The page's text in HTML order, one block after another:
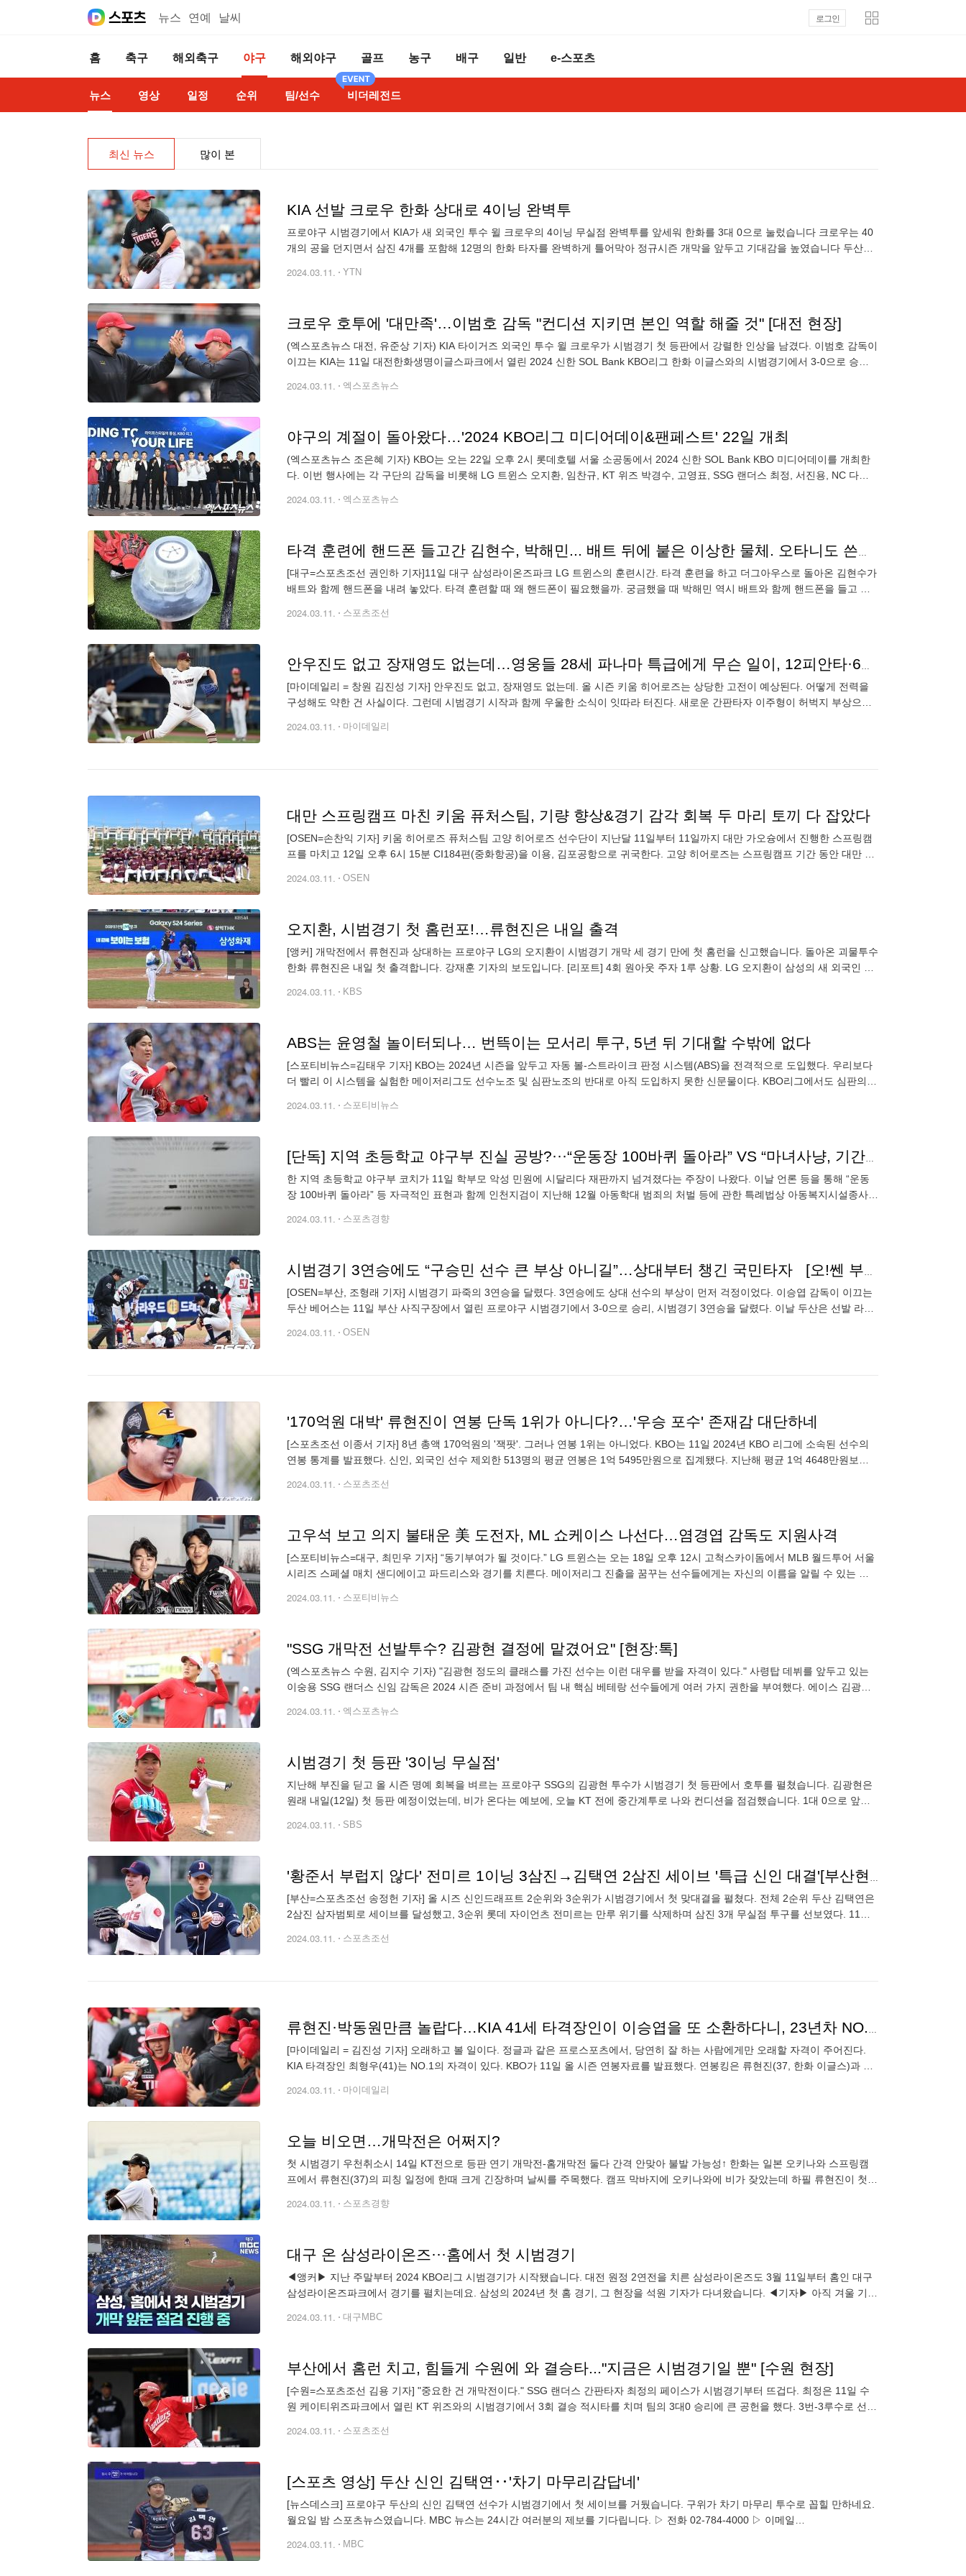
뉴스 연예 날씨 로그인
홈 축구 해외축구 야구 해외야구 골프 농구 배구 일반 e-스포츠
뉴스 영상 일정 순위 팀/선수 비더레전드
최신 뉴스 많이 본
KIA 선발 크로우 한화 상대로 4이닝 완벽투
프로야구 시범경기에서 KIA가 새 외국인 투수 윌 크로우의 4이닝 무실점 완벽투를 앞세워 한화를 3대 0으로 눌렀습니다 크로우는 40
개의 공을 던지면서 삼진 4개를 포함해 12명의 한화 타자를 완벽하게 틀어막아 정규시즌 개막을 앞두고 기대감을 높였습니다 두산은
2024.03.11. YTN
크로우 호투에 '대만족'…이범호 감독 "컨디션 지키면 본인 역할 해줄 것" [대전 현장]
(엑스포츠뉴스 대전, 유준상 기자) KIA 타이거즈 외국인 투수 윌 크로우가 시범경기 첫 등판에서 강렬한 인상을 남겼다. 이범호 감독이
이끄는 KIA는 11일 대전한화생명이글스파크에서 열린 2024 신한 SOL Bank KBO리그 한화 이글스와의 시범경기에서 3-0으로 승리
2024.03.11. 엑스포츠뉴스
야구의 계절이 돌아왔다…'2024 KBO리그 미디어데이&팬페스트' 22일 개최
(엑스포츠뉴스 조은혜 기자) KBO는 오는 22일 오후 2시 롯데호텔 서울 소공동에서 2024 신한 SOL Bank KBO 미디어데이를 개최한
다. 이번 행사에는 각 구단의 감독을 비롯해 LG 트윈스 오지환, 임찬규, KT 위즈 박경수, 고영표, SSG 랜더스 최정, 서진용, NC 다이
2024.03.11. 엑스포츠뉴스
타격 훈련에 핸드폰 들고간 김현수, 박해민... 배트 뒤에 붙은 이상한 물체. 오타니도 쓴다는 정체는[대구 현장]
[대구=스포츠조선 권인하 기자]11일 대구 삼성라이온즈파크 LG 트윈스의 훈련시간. 타격 훈련을 하고 더그아우스로 돌아온 김현수가
배트와 함께 핸드폰을 내려 놓았다. 타격 훈련할 때 왜 핸드폰이 필요했을까. 궁금했을 때 박해민 역시 배트와 함께 핸드폰을 들고 더
2024.03.11. 스포츠조선
안우진도 없고 장재영도 없는데…영웅들 28세 파나마 특급에게 무슨 일이, 12피안타·6실점 ‘이럴수가’[MD창원]
[마이데일리 = 창원 김진성 기자] 안우진도 없고, 장재영도 없는데. 올 시즌 키움 히어로즈는 상당한 고전이 예상된다. 어떻게 전력을
구성해도 약한 건 사실이다. 그런데 시범경기 시작과 함께 우울한 소식이 잇따라 터진다. 새로운 간판타자 이주형이 허벅지 부상으로,
2024.03.11. 마이데일리
대만 스프링캠프 마친 키움 퓨처스팀, 기량 향상&경기 감각 회복 두 마리 토끼 다 잡았다
[OSEN=손찬익 기자] 키움 히어로즈 퓨처스팀 고양 히어로즈 선수단이 지난달 11일부터 11일까지 대만 가오슝에서 진행한 스프링캠
프를 마치고 12일 오후 6시 15분 CI184편(중화항공)을 이용, 김포공항으로 귀국한다. 고양 히어로즈는 스프링캠프 기간 동안 대만 프
2024.03.11. OSEN
오지환, 시범경기 첫 홈런포!…류현진은 내일 출격
[앵커] 개막전에서 류현진과 상대하는 프로야구 LG의 오지환이 시범경기 개막 세 경기 만에 첫 홈런을 신고했습니다. 돌아온 괴물투수
한화 류현진은 내일 첫 출격합니다. 강재훈 기자의 보도입니다. [리포트] 4회 원아웃 주자 1루 상황. LG 오지환이 삼성의 새 외국인 투
2024.03.11. KBS
ABS는 윤영철 놀이터되나… 번뜩이는 모서리 투구, 5년 뒤 기대할 수밖에 없다
[스포티비뉴스=김태우 기자] KBO는 2024년 시즌을 앞두고 자동 볼-스트라이크 판정 시스템(ABS)을 전격적으로 도입했다. 우리보다
더 빨리 이 시스템을 실험한 메이저리그도 선수노조 및 심판노조의 반대로 아직 도입하지 못한 신문물이다. KBO리그에서도 심판의
2024.03.11. 스포티비뉴스
[단독] 지역 초등학교 야구부 진실 공방?···“운동장 100바퀴 돌아라” VS “마녀사냥, 기간제 교사에 대한 갑질”
한 지역 초등학교 야구부 코치가 11일 학부모 악성 민원에 시달리다 재판까지 넘겨졌다는 주장이 나왔다. 이날 언론 등을 통해 “운동
장 100바퀴 돌아라” 등 자극적인 표현과 함께 인천지검이 지난해 12월 아동학대 범죄의 처벌 등에 관한 특례법상 아동복지시설종사자
2024.03.11. 스포츠경향
시범경기 3연승에도 “구승민 선수 큰 부상 아니길”…상대부터 챙긴 국민타자 [오!쎈 부산]
[OSEN=부산, 조형래 기자] 시범경기 파죽의 3연승을 달렸다. 3연승에도 상대 선수의 부상이 먼저 걱정이었다. 이승엽 감독이 이끄는
두산 베어스는 11일 부산 사직구장에서 열린 프로야구 시범경기에서 3-0으로 승리, 시범경기 3연승을 달렸다. 이날 두산은 선발 라울
2024.03.11. OSEN
'170억원 대박' 류현진이 연봉 단독 1위가 아니다?…'우승 포수' 존재감 대단하네
[스포츠조선 이종서 기자] 8년 총액 170억원의 '잭팟'. 그러나 연봉 1위는 아니었다. KBO는 11일 2024년 KBO 리그에 소속된 선수의
연봉 통계를 발표했다. 신인, 외국인 선수 제외한 513명의 평균 연봉은 1억 5495만원으로 집계됐다. 지난해 평균 1억 4648만원보다
2024.03.11. 스포츠조선
고우석 보고 의지 불태운 美 도전자, ML 쇼케이스 나선다…염경엽 감독도 지원사격
[스포티비뉴스=대구, 최민우 기자] “동기부여가 될 것이다.” LG 트윈스는 오는 18일 오후 12시 고척스카이돔에서 MLB 월드투어 서울
시리즈 스페셜 매치 샌디에이고 파드리스와 경기를 치른다. 메이저리그 진출을 꿈꾸는 선수들에게는 자신의 이름을 알릴 수 있는 장
2024.03.11. 스포티비뉴스
"SSG 개막전 선발투수? 김광현 결정에 맡겼어요" [현장:톡]
(엑스포츠뉴스 수원, 김지수 기자) "김광현 정도의 클래스를 가진 선수는 이런 대우를 받을 자격이 있다." 사령탑 데뷔를 앞두고 있는
이숭용 SSG 랜더스 신임 감독은 2024 시즌 준비 과정에서 팀 내 핵심 베테랑 선수들에게 여러 가지 권한을 부여했다. 에이스 김광현
2024.03.11. 엑스포츠뉴스
시범경기 첫 등판 '3이닝 무실점'
지난해 부진을 딛고 올 시즌 명예 회복을 벼르는 프로야구 SSG의 김광현 투수가 시범경기 첫 등판에서 호투를 펼쳤습니다. 김광현은
원래 내일(12일) 첫 등판 예정이었는데, 비가 온다는 예보에, 오늘 KT 전에 중간계투로 나와 컨디션을 점검했습니다. 1대 0으로 앞선
2024.03.11. SBS
'황준서 부럽지 않다' 전미르 1이닝 3삼진→김택연 2삼진 세이브 '특급 신인 대결'[부산현장]
[부산=스포츠조선 송정헌 기자] 올 시즈 신인드래프트 2순위와 3순위가 시범경기에서 첫 맞대결을 펼쳤다. 전체 2순위 두산 김택연은
2삼진 삼자범퇴로 세이브를 달성했고, 3순위 롯데 자이언츠 전미르는 만루 위기를 삭제하며 삼진 3개 무실점 투구를 선보였다. 11일
2024.03.11. 스포츠조선
류현진·박동원만큼 놀랍다…KIA 41세 타격장인이 이승엽을 또 소환하다니, 23년차 NO.1 ‘오래하고 볼 일’
[마이데일리 = 김진성 기자] 오래하고 볼 일이다. 정글과 같은 프로스포츠에서, 당연히 잘 하는 사람에게만 오래할 자격이 주어진다.
KIA 타격장인 최형우(41)는 NO.1의 자격이 있다. KBO가 11일 올 시즌 연봉자료를 발표했다. 연봉킹은 류현진(37, 한화 이글스)과 박
2024.03.11. 마이데일리
오늘 비오면…개막전은 어쩌지?
첫 시범경기 우천취소시 14일 KT전으로 등판 연기 개막전-홈개막전 둘다 간격 안맞아 불발 가능성↑ 한화는 일본 오키나와 스프링캠
프에서 류현진(37)의 피칭 일정에 한때 크게 긴장하며 날씨를 주목했다. 캠프 막바지에 오키나와에 비가 잦았는데 하필 류현진이 첫
2024.03.11. 스포츠경향
대구 온 삼성라이온즈···홈에서 첫 시범경기
◀앵커▶ 지난 주말부터 2024 KBO리그 시범경기가 시작됐습니다. 대전 원정 2연전을 치른 삼성라이온즈도 3월 11일부터 홈인 대구
삼성라이온즈파크에서 경기를 펼치는데요. 삼성의 2024년 첫 홈 경기, 그 현장을 석원 기자가 다녀왔습니다. ◀기자▶ 아직 겨울 기운
2024.03.11. 대구MBC
부산에서 홈런 치고, 힘들게 수원에 와 결승타..."지금은 시범경기일 뿐" [수원 현장]
[수원=스포츠조선 김용 기자] "중요한 건 개막전이다." SSG 랜더스 간판타자 최정의 페이스가 시범경기부터 뜨겁다. 최정은 11일 수
원 케이티위즈파크에서 열린 KT 위즈와의 시범경기에서 3회 결승 적시타를 치며 팀의 3대0 승리에 큰 공헌을 했다. 3번-3루수로 선발
2024.03.11. 스포츠조선
[스포츠 영상] 두산 신인 김택연‥'차기 마무리감답네'
[뉴스데스크] 프로야구 두산의 신인 김택연 선수가 시범경기에서 첫 세이브를 거뒀습니다. 구위가 차기 마무리 투수로 꼽힐 만하네요.
월요일 밤 스포츠뉴스였습니다. MBC 뉴스는 24시간 여러분의 제보를 기다립니다. ▷ 전화 02-784-4000 ▷ 이메일
2024.03.11. MBC